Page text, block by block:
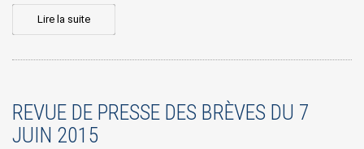
Lire la suite
REVUE DE PRESSE DES BRÈVES DU 7
JUIN 2015